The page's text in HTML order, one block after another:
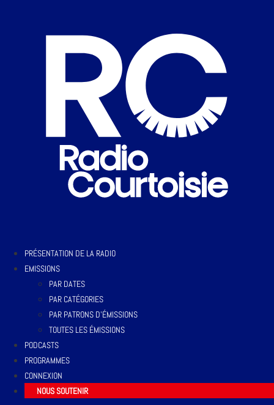
PRÉSENTATION DE LA RADIO
EMISSIONS
PAR DATES
PAR CATÉGORIES
PAR PATRONS D’ÉMISSIONS
TOUTES LES ÉMISSIONS
PODCASTS
PROGRAMMES
CONNEXION
NOUS SOUTENIR